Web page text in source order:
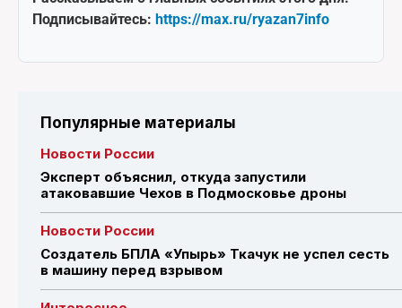
Подписывайтесь: https://max.ru/ryazan7info
Популярные материалы
Новости России
Эксперт объяснил, откуда запустили
атаковавшие Чехов в Подмосковье дроны
Новости России
Создатель БПЛА «Упырь» Ткачук не успел сесть
в машину перед взрывом